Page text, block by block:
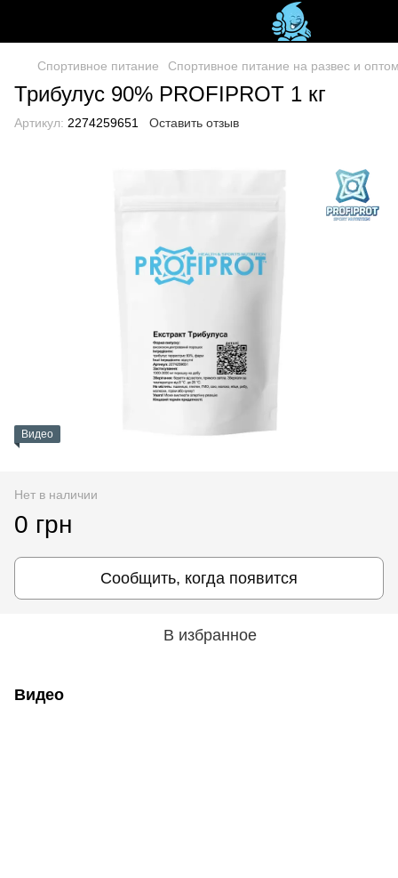
Спортивное питание Спортивное питание на развес и
Трибулус 90% PROFIPROT 1 кг
Артикул: 2274259651 Оставить отзыв
Видео
Нет в наличии
0 грн
Сообщить, когда появится
В избранное
Видео